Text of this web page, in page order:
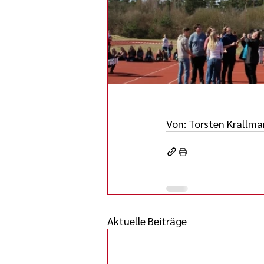
Von: Torsten
Aktuelle Beiträge